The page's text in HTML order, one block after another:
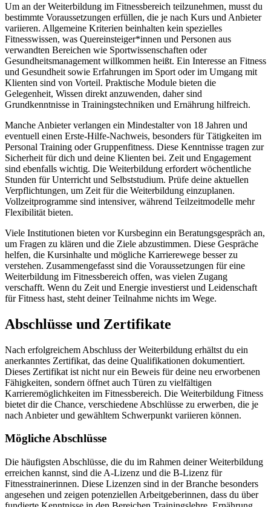
Um an der Weiterbildung im Fitnessbereich teilzunehmen, musst du
bestimmte Voraussetzungen erfüllen, die je nach Kurs und Anbieter
variieren. Allgemeine Kriterien beinhalten kein spezielles
Fitnesswissen, was Quereinsteiger*innen und Personen aus
verwandten Bereichen wie Sportwissenschaften oder
Gesundheitsmanagement willkommen heißt. Ein Interesse an Fitness
und Gesundheit sowie Erfahrungen im Sport oder im Umgang mit
Klienten sind von Vorteil. Praktische Module bieten die
Gelegenheit, Wissen direkt anzuwenden, daher sind
Grundkenntnisse in Trainingstechniken und Ernährung hilfreich.
Manche Anbieter verlangen ein Mindestalter von 18 Jahren und
eventuell einen Erste-Hilfe-Nachweis, besonders für Tätigkeiten im
Personal Training oder Gruppenfitness. Diese Kenntnisse tragen zur
Sicherheit für dich und deine Klienten bei. Zeit und Engagement
sind ebenfalls wichtig. Die Weiterbildung erfordert wöchentliche
Stunden für Unterricht und Selbststudium. Prüfe deine aktuellen
Verpflichtungen, um Zeit für die Weiterbildung einzuplanen.
Vollzeitprogramme sind intensiver, während Teilzeitmodelle mehr
Flexibilität bieten.
Viele Institutionen bieten vor Kursbeginn ein Beratungsgespräch an,
um Fragen zu klären und die Ziele abzustimmen. Diese Gespräche
helfen, die Kursinhalte und mögliche Karrierewege besser zu
verstehen. Zusammengefasst sind die Voraussetzungen für eine
Weiterbildung im Fitnessbereich offen, was vielen Zugang
verschafft. Wenn du Zeit und Energie investierst und Leidenschaft
für Fitness hast, steht deiner Teilnahme nichts im Wege.
Abschlüsse und Zertifikate
Nach erfolgreichem Abschluss der Weiterbildung erhältst du ein
anerkanntes Zertifikat, das deine Qualifikationen dokumentiert.
Dieses Zertifikat ist nicht nur ein Beweis für deine neu erworbenen
Fähigkeiten, sondern öffnet auch Türen zu vielfältigen
Karrieremöglichkeiten im Fitnessbereich. Die Weiterbildung Fitness
bietet dir die Chance, verschiedene Abschlüsse zu erwerben, die je
nach Anbieter und gewähltem Schwerpunkt variieren können.
Mögliche Abschlüsse
Die häufigsten Abschlüsse, die du im Rahmen deiner Weiterbildung
erreichen kannst, sind die A-Lizenz und die B-Lizenz für
Fitnesstrainerinnen. Diese Lizenzen sind in der Branche besonders
angesehen und zeigen potenziellen Arbeitgeberinnen, dass du über